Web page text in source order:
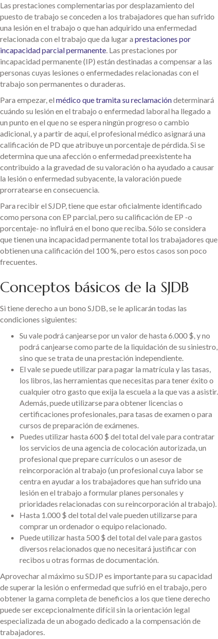
Las prestaciones complementarias por desplazamiento del
puesto de trabajo se conceden a los trabajadores que han sufrido
una lesión en el trabajo o que han adquirido una enfermedad
relacionada con el trabajo que da lugar a prestaciones por
incapacidad parcial permanente. Las prestaciones por
incapacidad permanente (IP) están destinadas a compensar a las
personas cuyas lesiones o enfermedades relacionadas con el
trabajo son permanentes o duraderas.
Para empezar, el médico que tramita su reclamacióndeterminará
cuándo su lesión en el trabajo o enfermedad laboral ha llegado a
un punto en el que no se espera ningún progreso o cambio
adicional, y a partir de aquí, el profesional médico asignará una
calificación de PD que atribuye un porcentaje de pérdida. Si se
determina que una afección o enfermedad preexistente ha
contribuido a la gravedad de su valoración o ha ayudado a causar
la lesión o enfermedad subyacente, la valoración puede
prorratearse en consecuencia.
Para recibir el SJDP, tiene que estar oficialmente identificado
como persona con EP parcial, pero su calificación de EP -o
porcentaje- no influirá en el bono que reciba. Sólo se considera
que tienen una incapacidad permanente total los trabajadores que
obtienen una calificación del 100 %, pero estos casos son poco
frecuentes.
Conceptos básicos de la SJDB
Si tiene derecho a un bono SJDB, se le aplicarán todas las
condiciones siguientes:
Su vale podrá canjearse por un valor de hasta 6.000 $, y no
podrá canjearse como parte de la liquidación de su siniestro,
sino que se trata de una prestación independiente.
El vale se puede utilizar para pagar la matrícula y las tasas,
los libros, las herramientas que necesitas para tener éxito o
cualquier otro gasto que exija la escuela a la que vas a asistir.
Además, puede utilizarse para obtener licencias o
certificaciones profesionales, para tasas de examen o para
cursos de preparación de exámenes.
Puedes utilizar hasta 600 $ del total del vale para contratar
los servicios de una agencia de colocación autorizada, un
profesional que prepare currículos o un asesor de
reincorporación al trabajo (un profesional cuya labor se
centra en ayudar a los trabajadores que han sufrido una
lesión en el trabajo a formular planes personales y
prioridades relacionadas con su reincorporación al trabajo).
Hasta 1.000 $ del total del vale pueden utilizarse para
comprar un ordenador o equipo relacionado.
Puede utilizar hasta 500 $ del total del vale para gastos
diversos relacionados que no necesitará justificar con
recibos u otras formas de documentación.
Aprovechar al máximo su SDJP es importante para su capacidad
de superar la lesión o enfermedad que sufrió en el trabajo, pero
obtener la gama completa de beneficios a los que tiene derecho
puede ser excepcionalmente difícil sin la orientación legal
especializada de un abogado dedicado a la compensación de
trabajadores.